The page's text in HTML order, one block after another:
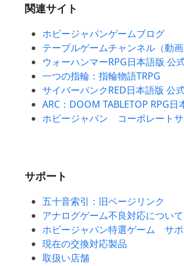
関連サイト
ホビージャパンゲームブログ
テーブルゲームチャンネル（動画
ウォーハンマーRPG日本語版 公
一つの指輪：指輪物語TRPG
サイバーパンクRED日本語版 公
ARC：DOOM TABLETOP RPG
ホビージャパン コーポレート
サポート
五十音索引：旧ページリンク
アナログゲーム不良対応について
ホビージャパン特選ゲーム サ
現在の交換対応製品
取扱い店舗